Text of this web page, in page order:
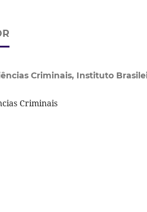
Criminais, Instituto
Criminais